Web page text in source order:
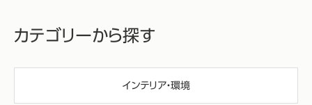
カテゴリーから探す
インテリア・環境